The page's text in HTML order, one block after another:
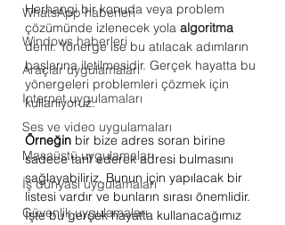
WhatsApp haberleri
Windows haberleri
Araçlar uygulamaları
Internet uygulamaları
Ses ve video uygulamaları
Masaüstü uygulamaları
İş dünyası uygulamaları
Güvenlik uygulamaları
Herhangi bir konuda veya problem
çözümünde izlenecek yola algoritma
denir. Yönerge ise bu atılacak adımların
başlarına iletilmesidir. Gerçek hayatta bu
yönergeleri problemleri çözmek için
kullanıyoruz.
Örneğin bir bize adres soran birine
sadece tarif ederek adresi bulmasını
sağlayabiliriz. Bunun için yapılacak bir
listesi vardır ve bunların sırası önemlidir.
İşte bu gerçek hayatta kullanacağımız